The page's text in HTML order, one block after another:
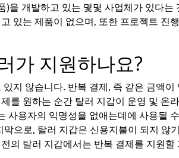
을 개발하고 있는 몇몇 사업체가 있다
있는 제품이 없으며, 또한 프로젝트 진
가 지원하나요?
지 않습니다. 반복 결제, 즉 같은 금액
를 원하는 순간 탈러 지갑이 운영 및
사용자의 익명성을 없애는데에 사용될
으로, 탈러 지갑은 신용지불이 되지
의 탈러 지갑에서는 반복 결제를 지원